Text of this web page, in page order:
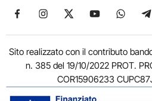
Seguici su Facebook
Seguici su Instagram
Seguici su X
Seguici su
Seguici
Sito realizzato con il contributo
n. 385 del 19/10/2022 PROT.
COR15906233